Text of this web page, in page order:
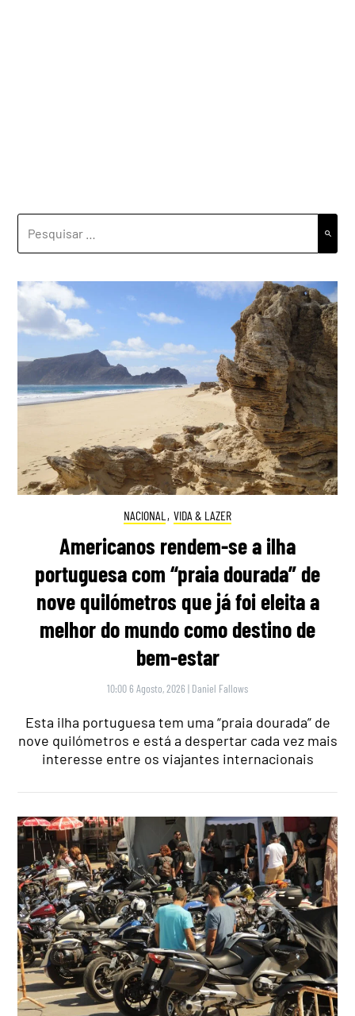
NACIONAL , VIDA & LAZER
Americanos rendem-se a ilha
portuguesa com “praia dourada” de
nove quilómetros que já foi eleita a
melhor do mundo como destino de
bem-estar
10:00 6 Agosto, 2026 | Daniel Fallows
Esta ilha portuguesa tem uma “praia dourada” de
nove quilómetros e está a despertar cada vez mais
interesse entre os viajantes internacionais